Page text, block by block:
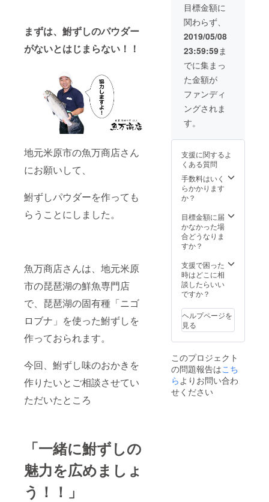
まずは、鮒ずしのパウダー
がないとはじまらない！！
地元米原市の魚万商店さん
にお願いして、
鮒ずしパウダーを作っても
らうことにしました。
魚万商店さんは、地元米原
市の琵琶湖の鮮魚専門店
で、琵琶湖の固有種「ニゴ
ロブナ」を使った鮒ずしを
作っておられます。
今回、鮒ずし味のおかきを
作りたいとご相談させてい
ただいたところ
「一緒に鮒ずしの
魅力を広めましょ
う！！」
目標金額に
関わらず、
2019/05/08
23:59:59ま
でに集まっ
た金額が
ファンディ
ングされま
す。
支援に関するよ
くある質問
手数料はいく
らかかります
か？
目標金額に届
かなかった場
合どうなりま
すか？
支援で困った
時はどこに相
談したらいい
ですか？
ヘルプページを
見る
このプロジェクト
の問題報告はこち
らよりお問い合わ
せください